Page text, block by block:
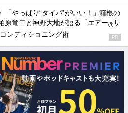
「やっぱり“タイパ”がいい！」箱根の
原竜二と神野大地が語る「エアー®サ
コンディショニング術 PR